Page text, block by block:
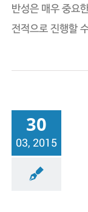
반성은 매우 중요
전적으로 진행할
30
03, 2015
자기주도학습법